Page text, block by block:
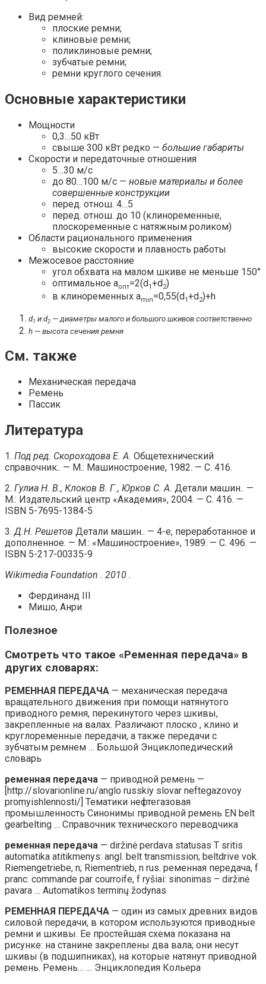
Вид ремней:
плоские ремни;
клиновые ремни;
поликлиновые ремни;
зубчатые ремни;
ремни круглого сечения.
Основные характеристики
Мощности
0,3…50 кВт
свыше 300 кВт редко — большие габариты
Скорости и передаточные отношения
5…30 м/с
до 80…100 м/с — новые материалы и более
совершенные конструкции
перед. отнош. 4…5
перед. отнош. до 10 (клиноременные,
плоскоременные с натяжным роликом)
Области рационального применения
высокие скорости и плавность работы
Межосевое расстояние
угол обхвата на малом шкиве не меньше 150°
оптимальное aопт=2(d1+d2)
в клиноременных amin=0,55(d1+d2)+h
d1 и d2 — диаметры малого и большого шкивов соответственно
h — высота сечения ремня
Cм. также
Механическая передача
Ремень
Пассик
Литература
1. Под ред. Скороходова Е. А. Общетехнический
справочник.. — М.: Машиностроение, 1982. — С. 416.
2. Гулиа Н. В., Клоков В. Г., Юрков С. А. Детали машин.. —
М.: Издательский центр «Академия», 2004. — С. 416. —
ISBN 5-7695-1384-5
3.Д.Н. Решетов Детали машин.. — 4-е, переработанное и
дополненное. — М.: «Машиностроение», 1989. — С. 496. —
ISBN 5-217-00335-9
Wikimedia Foundation . 2010 .
Фердинанд III
Мишо, Анри
Полезное
Смотреть что такое «Ременная передача» в
других словарях:
РЕМЕННАЯ ПЕРЕДАЧА — механическая передача
вращательного движения при помощи натянутого
приводного ремня, перекинутого через шкивы,
закрепленные на валах. Различают плоско , клино и
круглоременные передачи, а также передачи с
зубчатым ремнем … Большой Энциклопедический
словарь
ременная передача — приводной ремень —
[http://slovarionline.ru/anglo russkiy slovar neftegazovoy
promyishlennosti/] Тематики нефтегазовая
промышленность Синонимы приводной ремень EN belt
gearbelting … Справочник технического переводчика
ременная передача — diržinė perdava statusas T sritis
automatika atitikmenys: angl. belt transmission; beltdrive vok.
Riemengetriebe, n; Riementrieb, n rus. ременная передача, f
pranc. commande par courroife, f ryšiai: sinonimas – diržinė
pavara … Automatikos terminų žodynas
РЕМЕННАЯ ПЕРЕДАЧА — один из самых древних видов
силовой передачи, в котором используются приводные
ремни и шкивы. Ее простейшая схема показана на
рисунке: на станине закреплены два вала; они несут
шкивы (в подшипниках), на которые натянут приводной
ремень. Ремень… … Энциклопедия Кольера